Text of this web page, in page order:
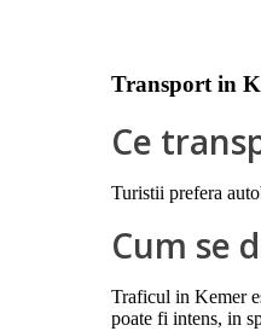
Transport in
Ce
Turistii prefera
Cum se
Traficul in Kemer
poate fi intens, in